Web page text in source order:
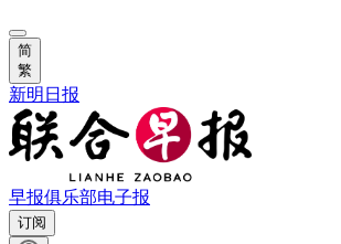
简
繁
新明日报
早报俱乐部电子报
订阅